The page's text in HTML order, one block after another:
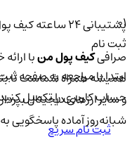
پشتیبانی ۲۴ ساعته کیف پول من
صرافیکیف پول منبا
همیشه همراه شماست تا
و سایر ارزهای دیجیتال
شبانه‌روز آماده پاسخگویی
01
ثبت نام
ابتدا با مراجعه به صفحه
حساب کاربری را تکمیل کنید.
ثبت نام سریع